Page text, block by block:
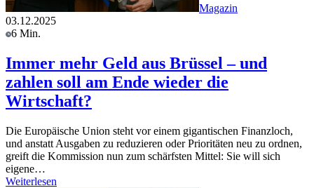
Magazin
03.12.2025
6 Min.
Immer mehr Geld aus Brüssel – und
zahlen soll am Ende wieder die
Wirtschaft?
Die Europäische Union steht vor einem gigantischen Finanzloch,
und anstatt Ausgaben zu reduzieren oder Prioritäten neu zu ordnen,
greift die Kommission nun zum schärfsten Mittel: Sie will sich
eigene…
Weiterlesen